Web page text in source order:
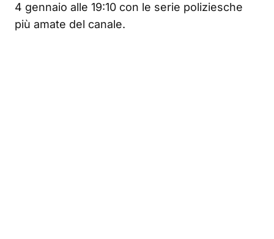
4 gennaio alle 19:10 con le serie poliziesche
più amate del canale.